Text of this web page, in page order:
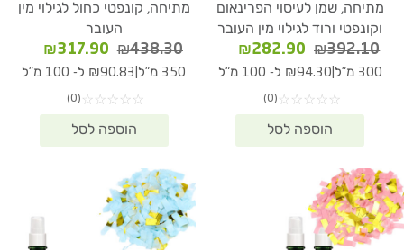
מתיחה, שמן לעיסוי הפרינאום
וקונפטי ורוד לגילוי מין העובר
₪392.10
המחיר
המקורי
₪392.10.
₪282.90
המחיר
הנוכחי
300 מ"ל ₪94.30 ל- 100 מ"ל
☆
☆
☆
☆
☆
(0)
מתיחה, קונפטי כחול לגילוי מין
העובר
₪438.30
המחיר
המקורי
₪438.30.
₪317.90
הנוכחי
350 מ"ל ₪90.83 ל- 100 מ"ל
☆
☆
☆
☆
☆
(0)